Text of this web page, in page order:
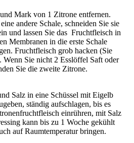
Mark von 1 Zitrone entfernen.
andere Schale, schneiden Sie sie
und lassen Sie das Fruchtfleisch in
Membranen in die erste Schale
Fruchtfleisch grob hacken (Sie
Wenn Sie nicht 2 Esslöffel Saft oder
Sie die zweite Zitrone.
Salz in eine Schüssel mit Eigelb
ständig aufschlagen, bis es
einrühren, mit Salz
kann bis zu 1 Woche gekühlt
auf Raumtemperatur bringen.